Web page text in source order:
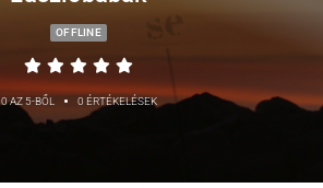
OFFLINE
0 AZ 5-BŐL • 0 ÉRTÉKELÉSEK